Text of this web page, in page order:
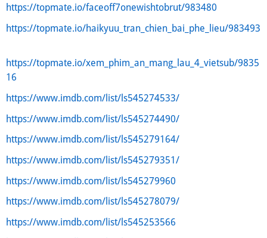
https://topmate.io/faceoff7onewishtobrut/983480
https://topmate.io/haikyuu_tran_chien_bai_phe_lieu/983493
https://topmate.io/xem_phim_an_mang_lau_4_vietsub/9835
16
https://www.imdb.com/list/ls545274533/
https://www.imdb.com/list/ls545274490/
https://www.imdb.com/list/ls545279164/
https://www.imdb.com/list/ls545279351/
https://www.imdb.com/list/ls545279960
https://www.imdb.com/list/ls545278079/
https://www.imdb.com/list/ls545253566